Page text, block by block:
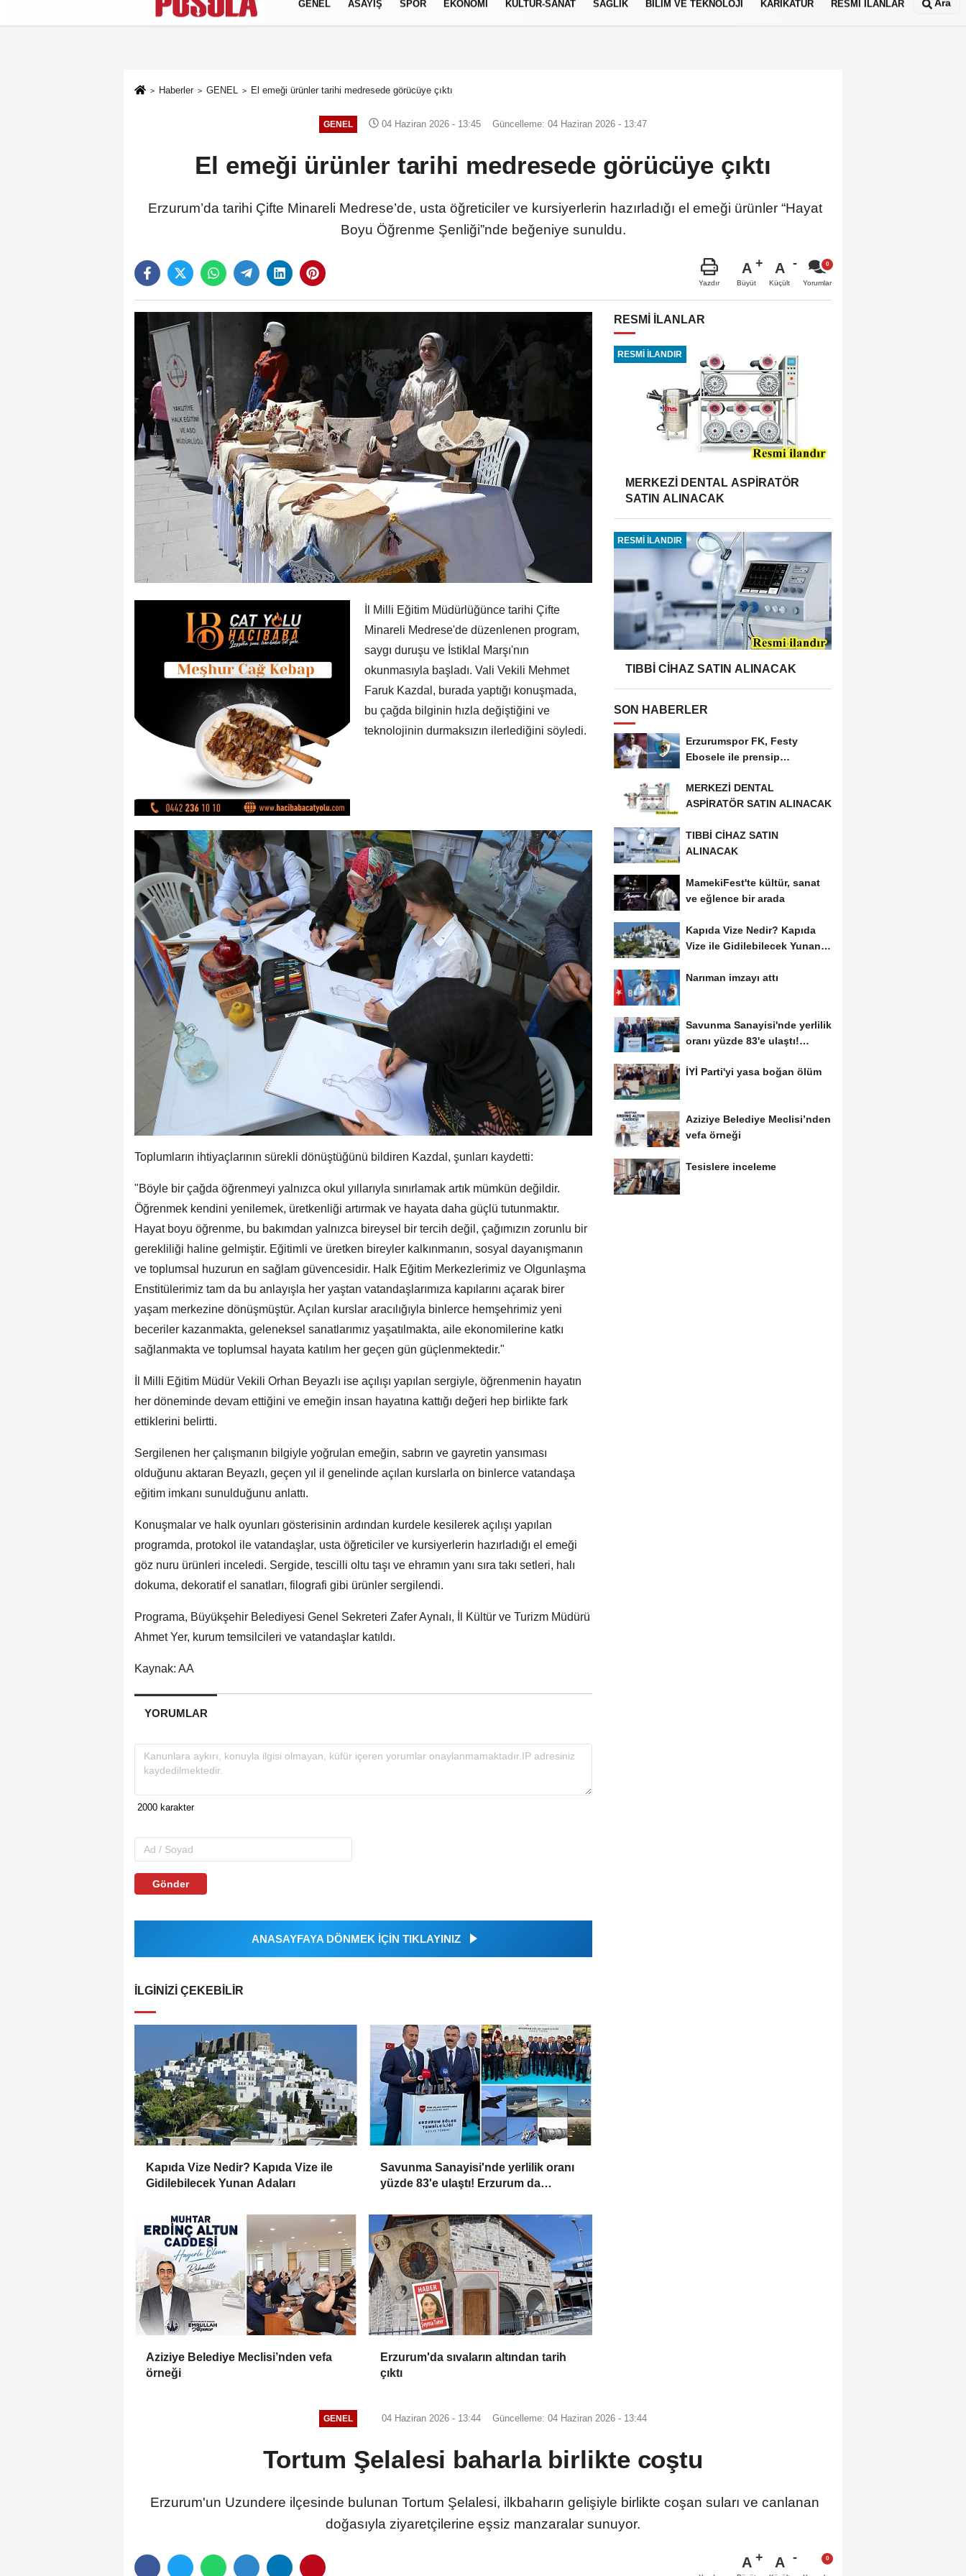
Künye İletişim Gizlilik Politikası
GENEL ASAYİŞ SPOR EKONOMİ KÜLTÜR-SANAT SAĞLIK BİLİM VE TEKNOLOJİ KARİKATÜR RESMİ İLANLAR Ara
Haberler GENEL El emeği ürünler tarihi medresede görücüye çıktı
GENEL 04 Haziran 2026 - 13:45 Güncelleme: 04 Haziran 2026 - 13:47
El emeği ürünler tarihi medresede görücüye çıktı
Erzurum’da tarihi Çifte Minareli Medrese’de, usta öğreticiler ve kursiyerlerin hazırladığı el emeği ürünler “Hayat
Boyu Öğrenme Şenliği”nde beğeniye sunuldu.
Yazdır
A
Büyüt
A
Küçült Yorumlar
İl Milli Eğitim Müdürlüğünce tarihi Çifte
Minareli Medrese'de düzenlenen program,
saygı duruşu ve İstiklal Marşı'nın
okunmasıyla başladı. Vali Vekili Mehmet
Faruk Kazdal, burada yaptığı konuşmada,
bu çağda bilginin hızla değiştiğini ve
teknolojinin durmaksızın ilerlediğini söyledi.
Toplumların ihtiyaçlarının sürekli dönüştüğünü bildiren Kazdal, şunları kaydetti:
"Böyle bir çağda öğrenmeyi yalnızca okul yıllarıyla sınırlamak artık mümkün değildir.
Öğrenmek kendini yenilemek, üretkenliği artırmak ve hayata daha güçlü tutunmaktır.
Hayat boyu öğrenme, bu bakımdan yalnızca bireysel bir tercih değil, çağımızın zorunlu bir
gerekliliği haline gelmiştir. Eğitimli ve üretken bireyler kalkınmanın, sosyal dayanışmanın
ve toplumsal huzurun en sağlam güvencesidir. Halk Eğitim Merkezlerimiz ve Olgunlaşma
Enstitülerimiz tam da bu anlayışla her yaştan vatandaşlarımıza kapılarını açarak birer
yaşam merkezine dönüşmüştür. Açılan kurslar aracılığıyla binlerce hemşehrimiz yeni
beceriler kazanmakta, geleneksel sanatlarımız yaşatılmakta, aile ekonomilerine katkı
sağlanmakta ve toplumsal hayata katılım her geçen gün güçlenmektedir."
İl Milli Eğitim Müdür Vekili Orhan Beyazlı ise açılışı yapılan sergiyle, öğrenmenin hayatın
her döneminde devam ettiğini ve emeğin insan hayatına kattığı değeri hep birlikte fark
ettiklerini belirtti.
Sergilenen her çalışmanın bilgiyle yoğrulan emeğin, sabrın ve gayretin yansıması
olduğunu aktaran Beyazlı, geçen yıl il genelinde açılan kurslarla on binlerce vatandaşa
eğitim imkanı sunulduğunu anlattı.
Konuşmalar ve halk oyunları gösterisinin ardından kurdele kesilerek açılışı yapılan
programda, protokol ile vatandaşlar, usta öğreticiler ve kursiyerlerin hazırladığı el emeği
göz nuru ürünleri inceledi. Sergide, tescilli oltu taşı ve ehramın yanı sıra takı setleri, halı
dokuma, dekoratif el sanatları, filografi gibi ürünler sergilendi.
Programa, Büyükşehir Belediyesi Genel Sekreteri Zafer Aynalı, İl Kültür ve Turizm Müdürü
Ahmet Yer, kurum temsilcileri ve vatandaşlar katıldı.
Kaynak: AA
YORUMLAR
Gönder
ANASAYFAYA DÖNMEK İÇİN TIKLAYINIZ
İLGINIZI ÇEKEBILIR
Kapıda Vize Nedir? Kapıda Vize ile
Gidilebilecek Yunan Adaları
Savunma Sanayisi'nde yerlilik oranı
yüzde 83'e ulaştı! Erzurum da
Aziziye Belediye Meclisi’nden vefa
örneği
Erzurum'da sıvaların altından tarih
çıktı
RESMİ İLANLAR
RESMİ İLANDIR
MERKEZİ DENTAL ASPİRATÖR
SATIN ALINACAK
RESMİ İLANDIR
TIBBİ CİHAZ SATIN ALINACAK
SON HABERLER
Erzurumspor FK, Festy
Ebosele ile prensip
MERKEZİ DENTAL
ASPİRATÖR SATIN ALINACAK
TIBBİ CİHAZ SATIN
ALINACAK
MamekiFest'te kültür, sanat
ve eğlence bir arada
Kapıda Vize Nedir? Kapıda
Vize ile Gidilebilecek Yunan
Narıman imzayı attı
Savunma Sanayisi'nde yerlilik
oranı yüzde 83'e ulaştı!
İYİ Parti'yi yasa boğan ölüm
Aziziye Belediye Meclisi’nden
vefa örneği
Tesislere inceleme
GENEL 04 Haziran 2026 - 13:44 Güncelleme: 04 Haziran 2026 - 13:44
Tortum Şelalesi baharla birlikte coştu
Erzurum'un Uzundere ilçesinde bulunan Tortum Şelalesi, ilkbaharın gelişiyle birlikte coşan suları ve canlanan
doğasıyla ziyaretçilerine eşsiz manzaralar sunuyor.
A A